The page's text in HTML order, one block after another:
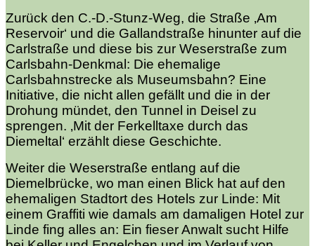
Zurück den C.-D.-Stunz-Weg, die Straße ‚Am
Reservoir‘ und die Gallandstraße hinunter auf die
Carlstraße und diese bis zur Weserstraße zum
Carlsbahn-Denkmal: Die ehemalige
Carlsbahnstrecke als Museumsbahn? Eine
Initiative, die nicht allen gefällt und die in der
Drohung mündet, den Tunnel in Deisel zu
sprengen. ‚Mit der Ferkelltaxe durch das
Diemeltal‘ erzählt diese Geschichte.
Weiter die Weserstraße entlang auf die
Diemelbrücke, wo man einen Blick hat auf den
ehemaligen Stadtort des Hotels zur Linde: Mit
einem Graffiti wie damals am damaligen Hotel zur
Linde fing alles an: Ein fieser Anwalt sucht Hilfe